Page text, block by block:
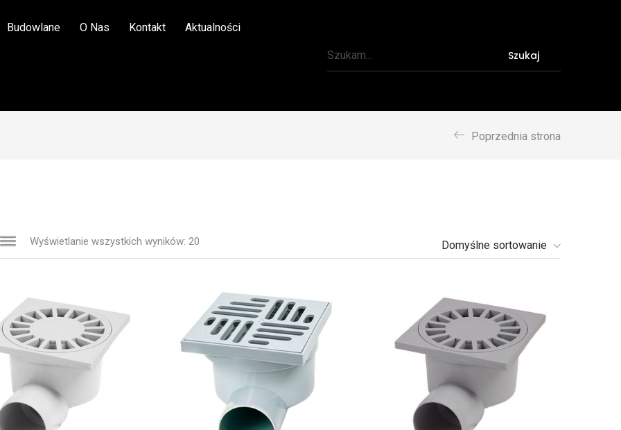
Budowlane O Nas Kontakt Aktualności
Szukaj
Poprzednia strona
Wyświetlanie wszystkich wyników: 20 Domyślne sortowanie